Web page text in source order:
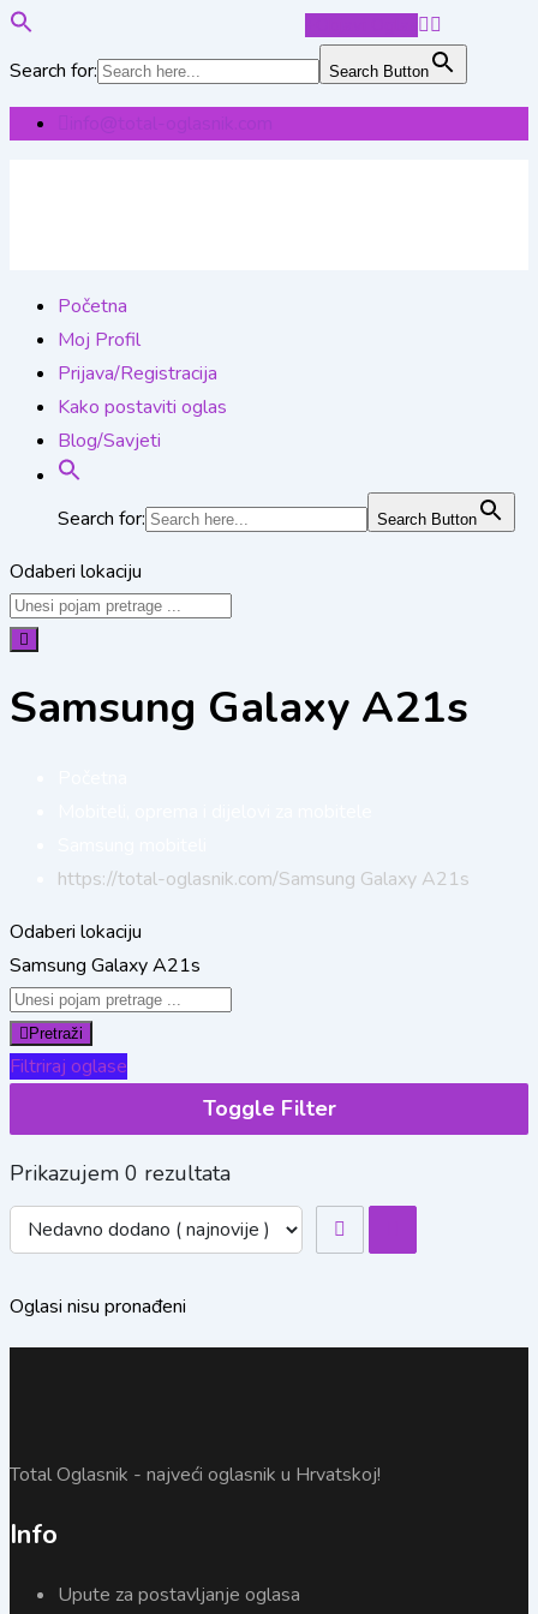
Search for: Search Button
Skip
Početna
Moj Profil
Prijava/Registracija
Kako postaviti oglas
Blog/Savjeti
Search for: Search Button
Odaberi lokaciju
Samsung Galaxy A21s
https://total-oglasnik.com/Samsung Galaxy A21s
Odaberi lokaciju
Samsung Galaxy A21s
Pretraži
Filtriraj oglase
Toggle Filter
Prikazujem 0 rezultata
Oglasi nisu pronađeni
Total Oglasnik - najveći oglasnik u Hrvatskoj!
Info
Upute za postavljanje oglasa